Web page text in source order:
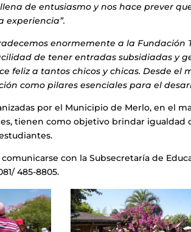
de entusiasmo y nos hace prever
experiencia”.
enormemente a la Fundación
de tener entradas subsidiadas y
feliz a tantos chicos y chicas. Desde el
como pilares esenciales para el
por el Municipio de Merlo, en el
tienen como objetivo brindar igualdad
con la Subsecretaría de
485-8805.